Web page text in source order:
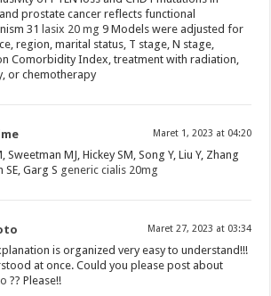
prostate cancer reflects functional
31 lasix 20 mg 9 Models were adjusted for
region, marital status, T stage, N stage,
Comorbidity Index, treatment with radiation,
or chemotherapy
Maret 1, 2023 at 04:20
Sweetman MJ, Hickey SM, Song Y, Liu Y, Zhang
SE, Garg S generic cialis 20mg
Maret 27, 2023 at 03:34
is organized very easy to understand!!!
at once. Could you please post about
?? Please!!